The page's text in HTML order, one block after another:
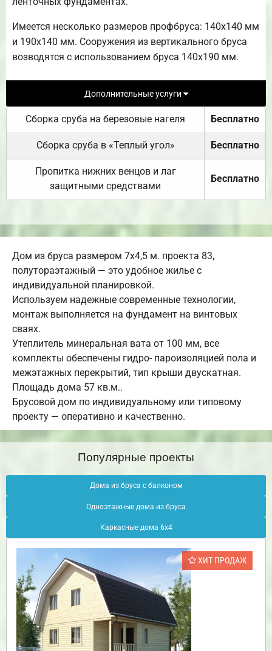
Имеется несколько размеров профбруса: 140х140 мм
и 190х140 мм. Сооружения из вертикального бруса
возводятся с использованием бруса 140х190 мм.
Дополнительные услуги
Сборка сруба на березовые нагеля Бесплатно
Сборка сруба в «Теплый угол» Бесплатно
Пропитка нижних венцов и лаг
защитными средствами
Бесплатно
Дом из бруса размером 7х4,5 м. проекта 83,
полутораэтажный — это удобное жилье с
индивидуальной планировкой.
Используем надежные современные технологии,
монтаж выполняется на фундамент на винтовых
сваях.
Утеплитель минеральная вата от 100 мм, все
комплекты обеспечены гидро- пароизоляцией пола и
межэтажных перекрытий, тип крыши двускатная.
Площадь дома 57 кв.м..
Брусовой дом по индивидуальному или типовому
проекту — оперативно и качественно.
Популярные проекты
Дома из бруса с балконом
Одноэтажные дома из бруса
Каркасные дома 6х4
ХИТ ПРОДАЖ